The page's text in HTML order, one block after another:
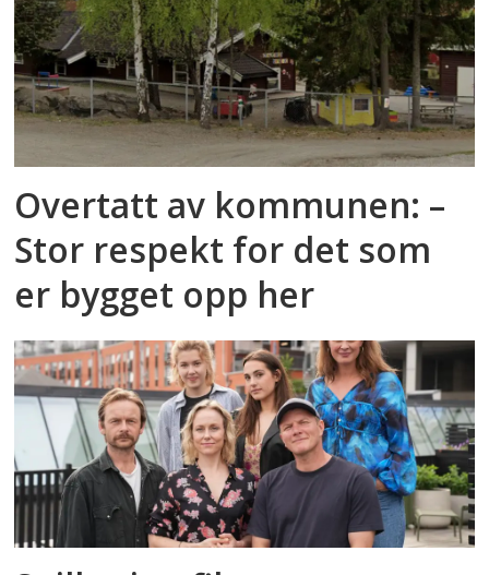
Overtatt av kommunen: –
Stor respekt for det som
er bygget opp her